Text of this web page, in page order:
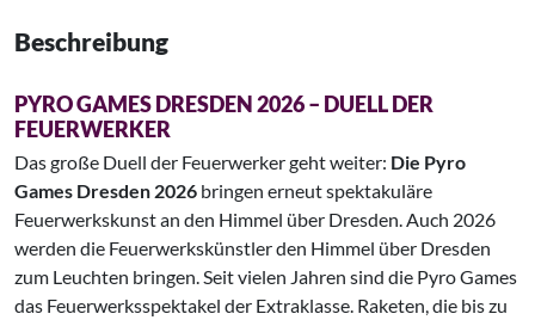
Beschreibung
PYRO GAMES DRESDEN 2026 – DUELL DER
FEUERWERKER
Das große Duell der Feuerwerker geht weiter: Die Pyro
Games Dresden 2026 bringen erneut spektakuläre
Feuerwerkskunst an den Himmel über Dresden. Auch 2026
werden die Feuerwerkskünstler den Himmel über Dresden
zum Leuchten bringen. Seit vielen Jahren sind die Pyro Games
das Feuerwerksspektakel der Extraklasse. Raketen, die bis zu